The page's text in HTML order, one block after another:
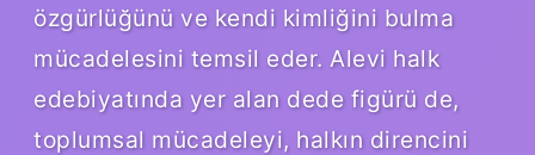
özgürlüğünü ve kendi kimliğini bulma
mücadelesini temsil eder. Alevi halk
edebiyatında yer alan dede figürü de,
toplumsal mücadeleyi, halkın direncini